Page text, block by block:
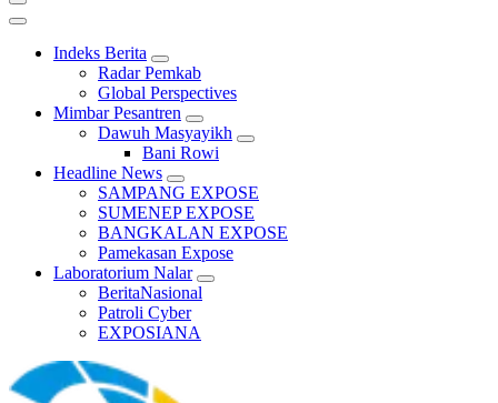
Indeks Berita
Radar Pemkab
Global Perspectives
Mimbar Pesantren
Dawuh Masyayikh
Bani Rowi
Headline News
SAMPANG EXPOSE
SUMENEP EXPOSE
BANGKALAN EXPOSE
Pamekasan Expose
Laboratorium Nalar
BeritaNasional
Patroli Cyber
EXPOSIANA